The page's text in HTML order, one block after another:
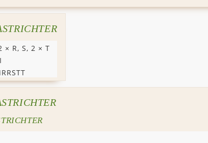
× R, S, 2 × T
I